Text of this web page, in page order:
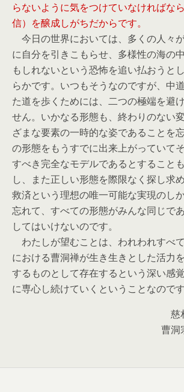
らないように気をつけていなければな
信）を醸成しがちだからです。
今日の世界においては、多くの人々
に自分を引きこもらせ、多様性の海の
もしれないという恐怖を追い払おうと
らかです。いつもそうなのですが、中
た道を歩くためには、二つの極端を避
せん。いかなる形態も、終わりのない
ざまな要素の一時的な姿であることを
の形態をもうすでに出来上がっていて
すべき完全なモデルであるとすること
し、また正しい形態を際限なく探し求
救済という理想の唯一可能な実現のし
忘れて、すべての形態がみんな同じで
してはいけないのです。
わたしが望むことは、われわれすべ
における曹洞禅が生き生きとした活力
するものとして存在するという深い感
に専心し続けていくということなのです
慈
曹洞